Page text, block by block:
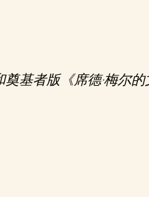
基者版《席德·梅尔